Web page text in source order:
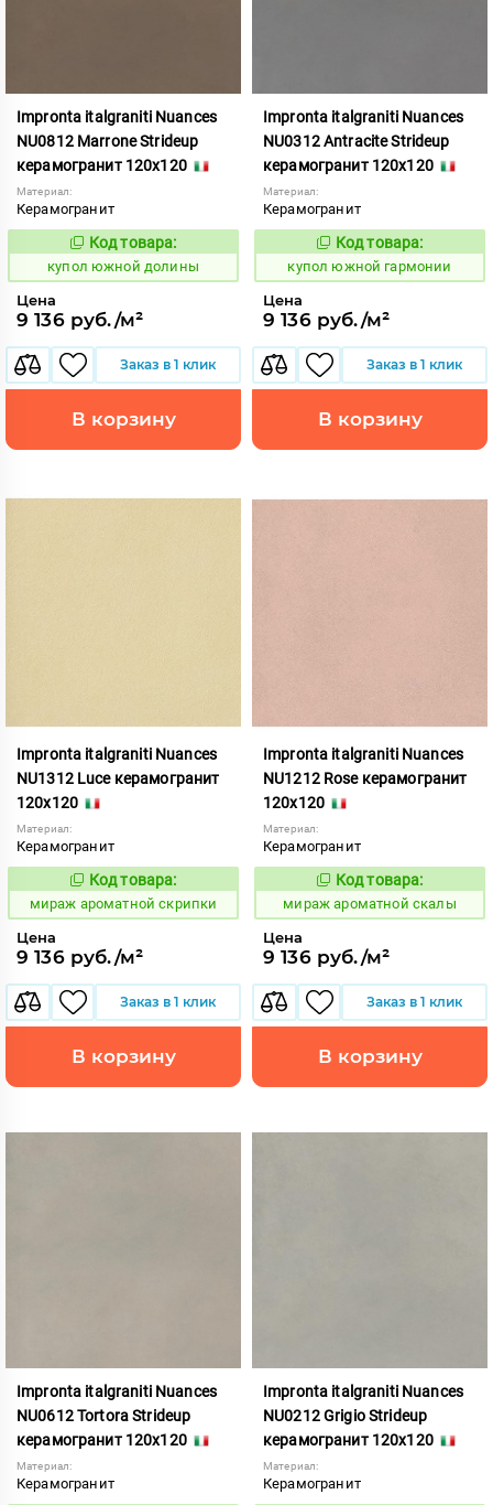
Impronta italgraniti Nuances
NU0812 Marrone Strideup
керамогранит 120x120
Материал:
Керамогранит
858896
Код товара:
купол южной долины
Цена
9 136 руб./м²
Заказ в 1 клик
В корзину
Impronta italgraniti Nuances
NU0312 Antracite Strideup
керамогранит 120x120
Материал:
Керамогранит
858891
Код товара:
купол южной гармонии
Цена
9 136 руб./м²
Заказ в 1 клик
В корзину
Impronta italgraniti Nuances
NU1312 Luce керамогранит
120x120
Материал:
Керамогранит
984717
Код товара:
мираж ароматной скрипки
Цена
9 136 руб./м²
Заказ в 1 клик
В корзину
Impronta italgraniti Nuances
NU1212 Rose керамогранит
120x120
Материал:
Керамогранит
984716
Код товара:
мираж ароматной скалы
Цена
9 136 руб./м²
Заказ в 1 клик
В корзину
Impronta italgraniti Nuances
NU0612 Tortora Strideup
керамогранит 120x120
Материал:
Керамогранит
Impronta italgraniti Nuances
NU0212 Grigio Strideup
керамогранит 120x120
Материал:
Керамогранит